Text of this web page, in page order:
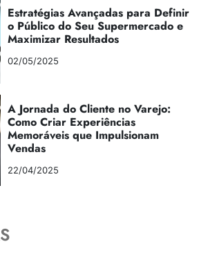
Estratégias Avançadas para Definir
o Público do Seu Supermercado e
Maximizar Resultados
02/05/2025
A Jornada do Cliente no Varejo:
Como Criar Experiências
Memoráveis que Impulsionam
Vendas
22/04/2025